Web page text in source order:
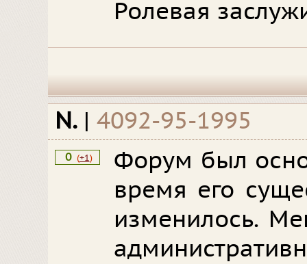
Ролевая
N. | 4092-95-1995
0 (+1)
Форум был
время его
изменилось.